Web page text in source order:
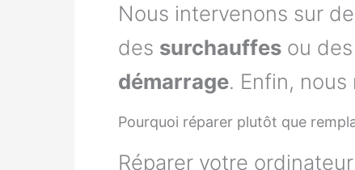
Nous intervenons sur
des surchauffes ou des
démarrage. Enfin,
Pourquoi réparer plutôt que
Réparer votre